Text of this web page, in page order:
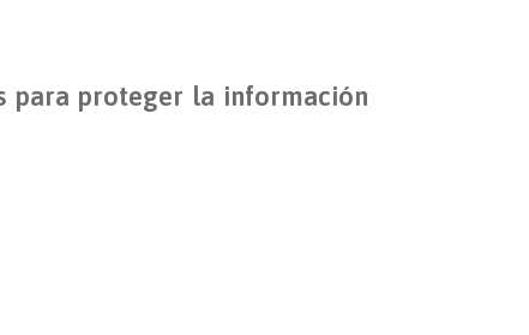
para proteger la información